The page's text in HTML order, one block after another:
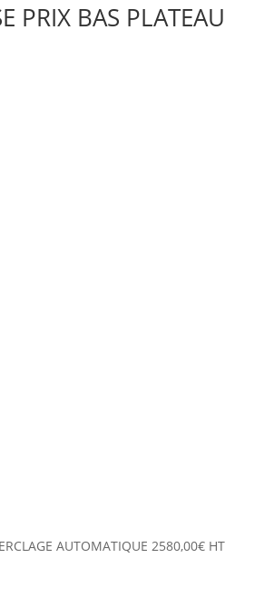
PRIX BAS PLATEAU
AUTOMATIQUE 2580,00€ HT